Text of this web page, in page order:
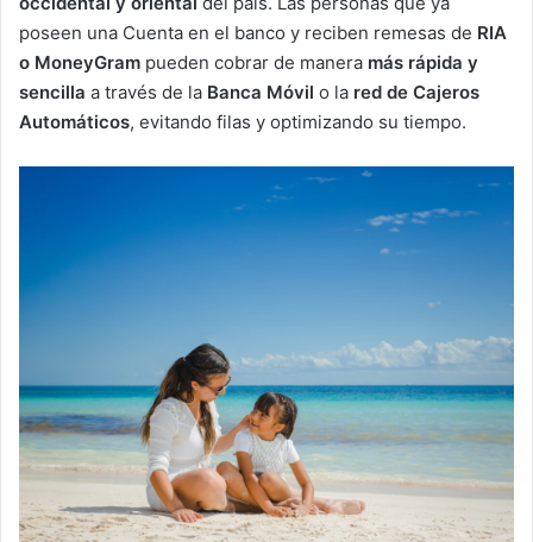
poseen una Cuenta en el banco y reciben remesas de RIA
o MoneyGram pueden cobrar de manera más rápida y
sencilla a través de la Banca Móvil o la red de Cajeros
Automáticos, evitando filas y optimizando su tiempo.